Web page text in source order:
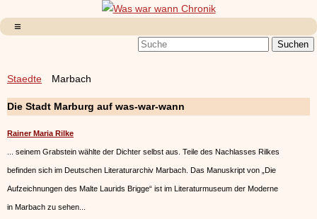
Staedte Marbach
Die Stadt Marburg auf was-war-wann
Rainer Maria Rilke
... seinem Grabstein wählte der Dichter selbst aus. Teile des Nachlasses Rilkes
befinden sich im Deutschen Literaturarchiv Marbach . Das Manuskript von „Die
Aufzeichnungen des Malte Laurids Brigge“ ist im Literaturmuseum der Moderne
in Marbach zu sehen...